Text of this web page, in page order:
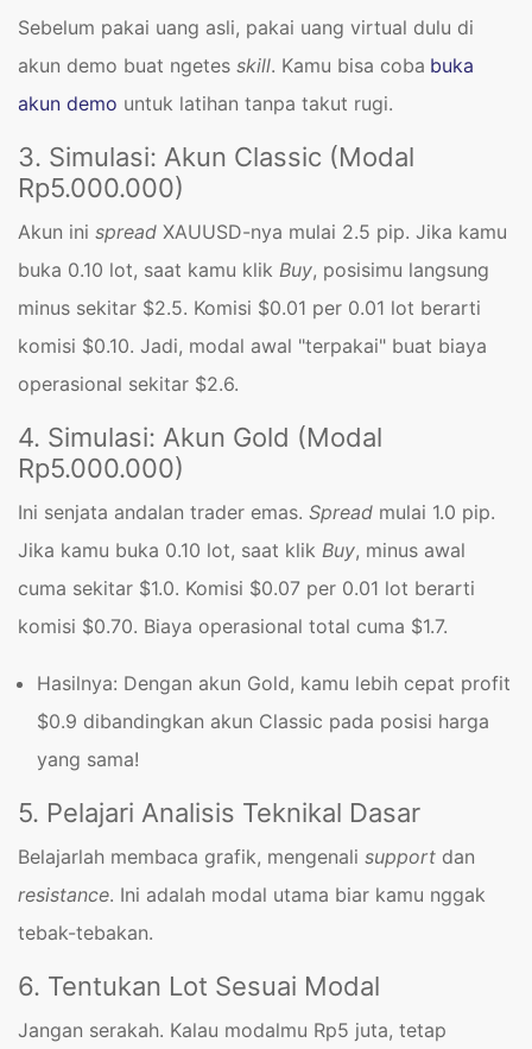
Sebelum pakai uang asli, pakai uang virtual dulu di
akun demo buat ngetes skill. Kamu bisa coba buka
akun demo untuk latihan tanpa takut rugi.
3. Simulasi: Akun Classic (Modal
Rp5.000.000)
Akun ini spread XAUUSD-nya mulai 2.5 pip. Jika kamu
buka 0.10 lot, saat kamu klik Buy, posisimu langsung
minus sekitar $2.5. Komisi $0.01 per 0.01 lot berarti
komisi $0.10. Jadi, modal awal "terpakai" buat biaya
operasional sekitar $2.6.
4. Simulasi: Akun Gold (Modal
Rp5.000.000)
Ini senjata andalan trader emas. Spread mulai 1.0 pip.
Jika kamu buka 0.10 lot, saat klik Buy, minus awal
cuma sekitar $1.0. Komisi $0.07 per 0.01 lot berarti
komisi $0.70. Biaya operasional total cuma $1.7.
Hasilnya: Dengan akun Gold, kamu lebih cepat profit
$0.9 dibandingkan akun Classic pada posisi harga
yang sama!
5. Pelajari Analisis Teknikal Dasar
Belajarlah membaca grafik, mengenali support dan
resistance. Ini adalah modal utama biar kamu nggak
tebak-tebakan.
6. Tentukan Lot Sesuai Modal
Jangan serakah. Kalau modalmu Rp5 juta, tetap